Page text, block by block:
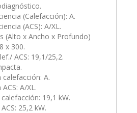
(Calefacción): A.
(ACS): A/XL.
(Alto x Ancho x Profundo)
x 300.
ACS: 19,1/25,2.
calefacción: A.
A/XL.
19,1 kW.
25,2 kW.